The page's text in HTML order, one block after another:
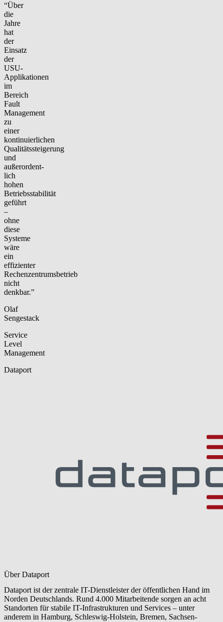
“Über
die
Jahre
hat
der
Einsatz
der
USU-
Applikationen
im
Bereich
Fault
Management
zu
einer
kontinuierlichen
Qualitätssteigerung
und
außerordent-
lich
hohen
Betriebsstabilität
geführt
–
ohne
diese
Systeme
wäre
ein
effizienter
Rechenzentrumsbetrieb
nicht
denkbar.”
Olaf
Sengestack
Service
Level
Management
Dataport
Über Dataport
Dataport ist der zentrale IT-Dienstleister der öffentlichen Hand im
Norden Deutschlands. Rund 4.000 Mitarbeitende sorgen an acht
Standorten für stabile IT-Infrastrukturen und Services – unter
anderem in Hamburg, Schleswig-Holstein, Bremen, Sachsen-